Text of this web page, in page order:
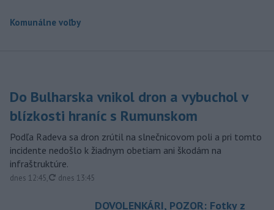
Komunálne voľby
Do Bulharska vnikol dron a vybuchol v
blízkosti hraníc s Rumunskom
Podľa Radeva sa dron zrútil na slnečnicovom poli a pri tomto
incidente nedošlo k žiadnym obetiam ani škodám na
infraštruktúre.
dnes 12:45, aktualizované
dnes 13:45
DOVOLENKÁRI, POZOR: Fotky z